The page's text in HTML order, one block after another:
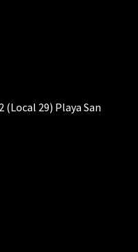
(Local 29) Playa San